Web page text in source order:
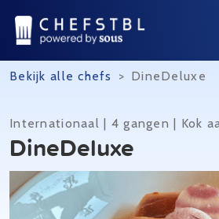
Bekijk alle chefs > DineDeluxe
Internationaal | 4 gangen | Kok
DineDeluxe